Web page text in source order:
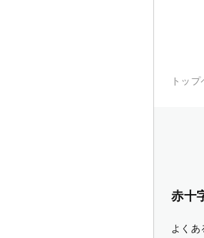
トッ
赤十
よくあ